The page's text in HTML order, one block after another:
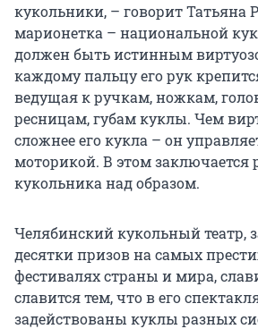
кукольники, – говорит Татьяна
марионетка – национальной
должен быть истинным
каждому пальцу его рук
ведущая к ручкам, ножкам,
ресницам, губам куклы. Чем
сложнее его кукла – он
моторикой. В этом заключается
кукольника над образом.
Челябинский кукольный театр,
десятки призов на самых
фестивалях страны и мира,
славится тем, что в его
задействованы куклы разных